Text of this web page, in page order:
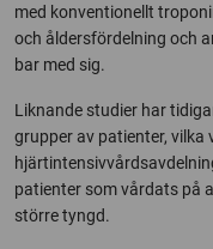
med konventionellt
och åldersfördelning och
bar med sig.
Liknande studier har
grupper av patienter,
patienter som vårdats på
större tyngd.